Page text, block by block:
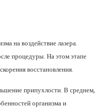
на воздействие лазера.
процедуры. На этом этапе
восстановления.
припухлости. В среднем,
организма и